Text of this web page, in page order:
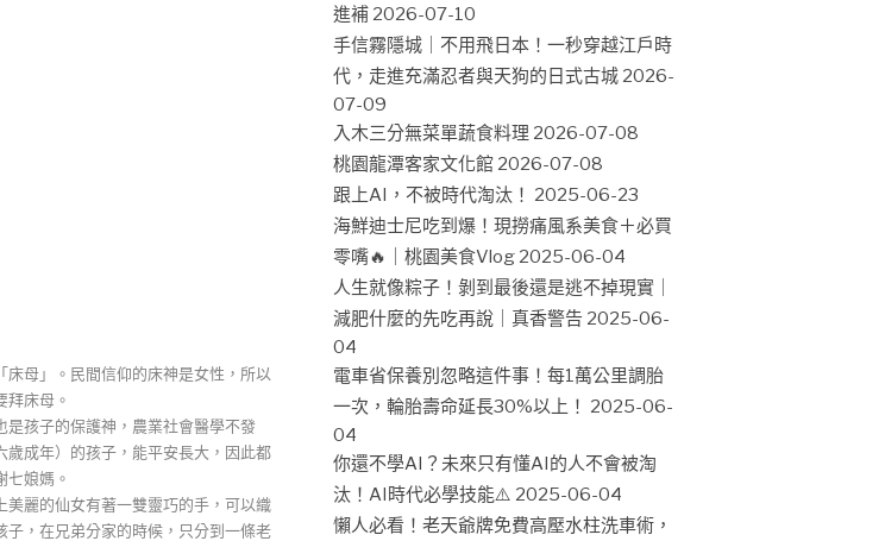
母」。民間信仰的床神是女性，所以
拜床母。
孩子的保護神，農業社會醫學不發
成年）的孩子，能平安長大，因此都
娘媽。
麗的仙女有著一雙靈巧的手，可以織
，在兄弟分家的時候，只分到一條老
進補 2026-07-10
手信霧隱城｜不用飛日本！一秒穿越江戶時
代，走進充滿忍者與天狗的日式古城 2026-
07-09
入木三分無菜單蔬食料理 2026-07-08
桃園龍潭客家文化館 2026-07-08
跟上AI，不被時代淘汰！ 2025-06-23
海鮮迪士尼吃到爆！現撈痛風系美食＋必買
零嘴🔥｜桃園美食Vlog 2025-06-04
人生就像粽子！剝到最後還是逃不掉現實｜
減肥什麼的先吃再說｜真香警告 2025-06-
04
電車省保養別忽略這件事！每1萬公里調胎
一次，輪胎壽命延長30%以上！ 2025-06-
04
你還不學AI？未來只有懂AI的人不會被淘
汰！AI時代必學技能⚠️ 2025-06-04
懶人必看！老天爺牌免費高壓水柱洗車術，